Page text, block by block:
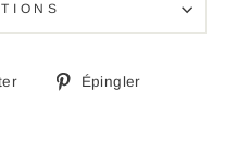
TweeterÉpingler